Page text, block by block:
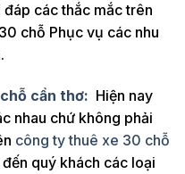
các thắc mắc trên
chỗ Phục vụ các nhu
cần thơ: Hiện nay
nhau chứ không phải
công ty thuê xe 30 chỗ
quý khách các loại